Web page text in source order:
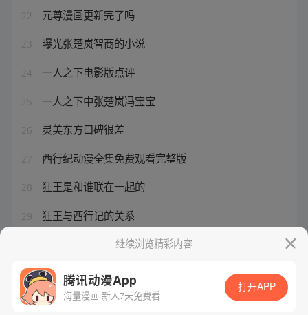
22 元尊漫画更新完了吗
23 曝光张楚岚智商的小说
24 一人之下电影版点评
25 一人之下中张楚岚冯宝宝
26 灵美东方口碑很差
27 西行纪动漫全集免费观看完整版
28 狂王是和谁联在一起的
29 狂王与西行记的关系
一人之下老天师最后的结局如何
继续浏览精彩内容
腾讯动漫App
海量漫画 新人7天免费看
打开APP